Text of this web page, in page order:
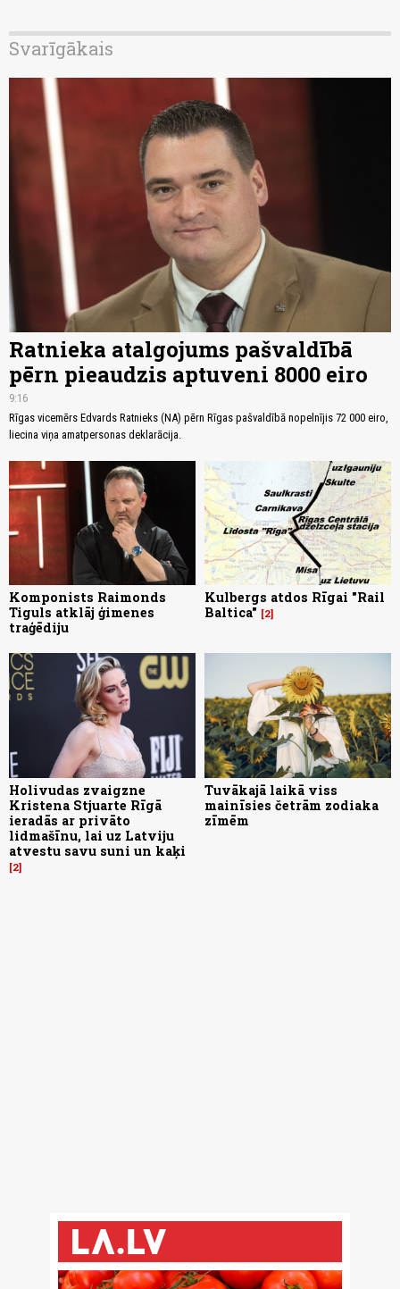
Svarīgākais
Ratnieka atalgojums pašvaldībā
pērn pieaudzis aptuveni 8000 eiro
9:16
Rīgas vicemērs Edvards Ratnieks (NA) pērn Rīgas pašvaldībā nopelnījis 72 000 eiro,
liecina viņa amatpersonas deklarācija.
Komponists Raimonds
Tiguls atklāj ģimenes
traģēdiju
Kulbergs atdos Rīgai "Rail
Baltica"
2
Holivudas zvaigzne
Kristena Stjuarte Rīgā
ieradās ar privāto
lidmašīnu, lai uz Latviju
atvestu savu suni un kaķi
2
Tuvākajā laikā viss
mainīsies četrām zodiaka
zīmēm